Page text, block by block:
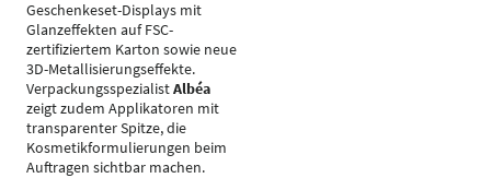
Geschenkeset-Displays mit
Glanzeffekten auf FSC-
zertifiziertem Karton sowie neue
3D-Metallisierungseffekte.
VerpackungsspezialistAlbéa
zeigt zudem Applikatoren mit
transparenter Spitze, die
Kosmetikformulierungen beim
Auftragen sichtbar machen.